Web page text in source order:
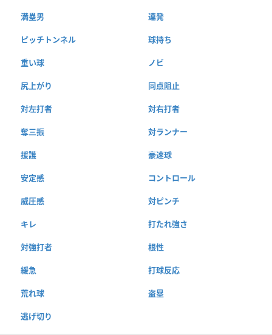
満塁男 連発
ピッチトンネル 球持ち
重い球 ノビ
尻上がり 同点阻止
対左打者 対右打者
奪三振 対ランナー
援護 豪速球
安定感 コントロール
威圧感 対ピンチ
キレ 打たれ強さ
対強打者 根性
緩急 打球反応
荒れ球 盗塁
逃げ切り